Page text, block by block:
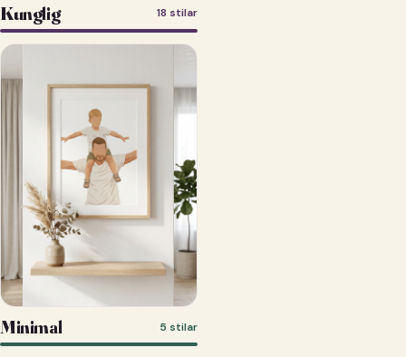
Kunglig 18 stilar
Minimal 5 stilar